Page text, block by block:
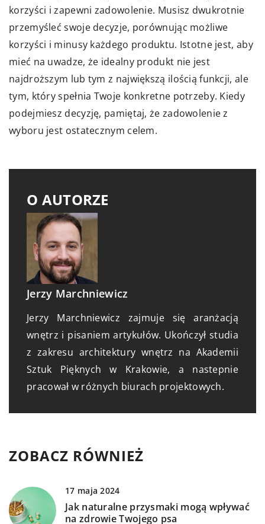
korzyści i zapewni zadowolenie. Musisz dwukrotnie
przemyśleć swoje decyzje, porównując możliwe
korzyści i minusy każdego produktu. Istotne jest, aby
mieć na uwadze, że idealny produkt nie jest
najdroższym lub tym z największą ilością funkcji, ale
tym, który spełnia Twoje konkretne potrzeby. Kiedy
podejmiesz decyzję, pamiętaj, że zadowolenie z
wyboru jest ostatecznym celem.
O AUTORZE
Jerzy Marchniewicz
Jerzy Marchniewicz zajmuje się aranżacją
wnętrz i pisaniem artykułów. Ukończył studia
z zakresu architektury wnętrz na Akademii
Sztuk Pięknych w Krakowie, a nastepnie
pracował w różnych biurach projektowych.
ZOBACZ RÓWNIEŻ
17 maja 2024
Jak naturalne przysmaki mogą wpływać
na zdrowie Twojego psa